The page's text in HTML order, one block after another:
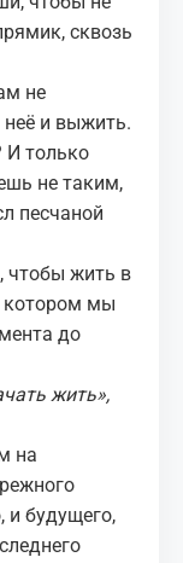
сквозь
не
неё и выжить.
И только
не таким,
песчаной
чтобы жить в
котором мы
до
жить»,
на
и будущего,